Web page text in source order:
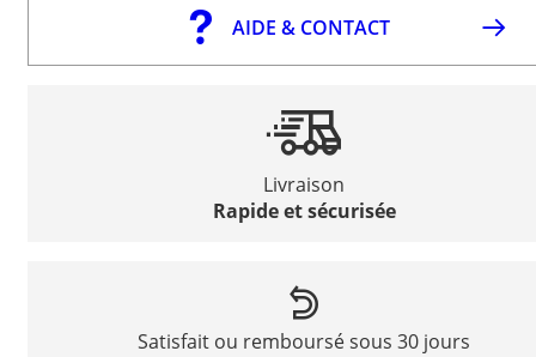
AIDE & CONTACT
Livraison
Rapide et sécurisée
Satisfait ou remboursé sous 30 jours